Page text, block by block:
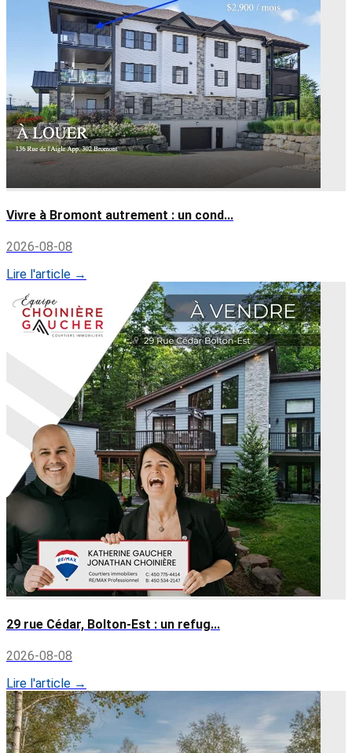
Vivre à Bromont autrement : un cond...
2026-08-08
Lire l'article →
29 rue Cédar, Bolton-Est : un refug...
2026-08-08
Lire l'article →